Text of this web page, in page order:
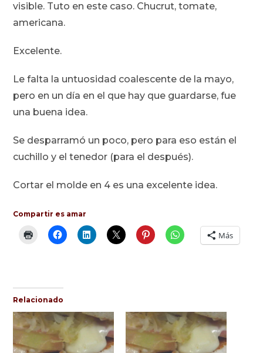
visible. Tuto en este caso. Chucrut, tomate,
americana.
Excelente.
Le falta la untuosidad coalescente de la mayo,
pero en un día en el que hay que guardarse, fue
una buena idea.
Se desparramó un poco, pero para eso están el
cuchillo y el tenedor (para el después).
Cortar el molde en 4 es una excelente idea.
Compartir es amar
Más
Relacionado